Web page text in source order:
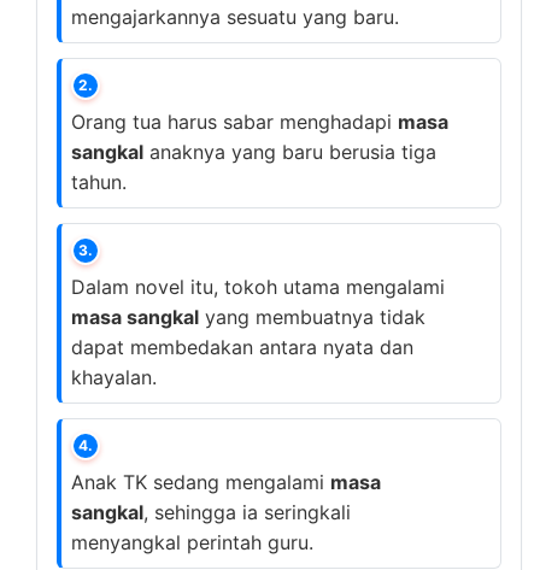
mengajarkannya sesuatu yang baru.
2.
Orang tua harus sabar menghadapi masa
sangkal anaknya yang baru berusia tiga
tahun.
3.
Dalam novel itu, tokoh utama mengalami
masa sangkal yang membuatnya tidak
dapat membedakan antara nyata dan
khayalan.
4.
Anak TK sedang mengalami masa
sangkal, sehingga ia seringkali
menyangkal perintah guru.